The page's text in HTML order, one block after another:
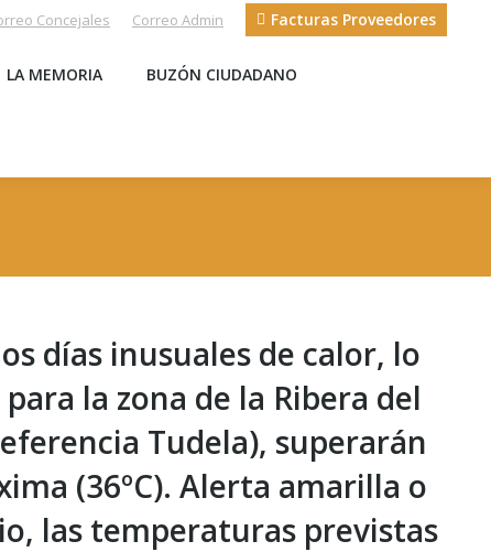
Concejales Correo Admin Facturas Proveedores
LA MEMORIA BUZÓN CIUDADANO
días inusuales de calor, lo
la zona de la Ribera del
Tudela), superarán
(36ºC). Alerta amarilla o
las temperaturas previstas
LA MEMORIA BUZÓN CIUDADANO